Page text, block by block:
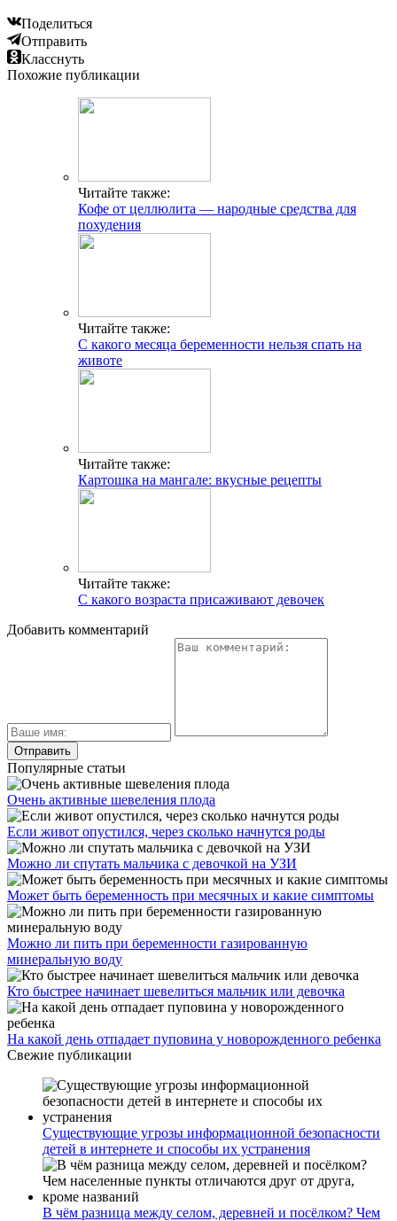
Поделиться
Отправить
Класснуть
Похожие публикации
Читайте также:
Кофе от целлюлита — народные средства для
похудения
Читайте также:
С какого месяца беременности нельзя спать на
животе
Читайте также:
Картошка на мангале: вкусные рецепты
Читайте также:
С какого возраста присаживают девочек
Добавить комментарий
Популярные статьи
Очень активные шевеления плода
Если живот опустился, через сколько начнутся роды
Можно ли спутать мальчика с девочкой на УЗИ
Может быть беременность при месячных и какие симптомы
Можно ли пить при беременности газированную
минеральную воду
Кто быстрее начинает шевелиться мальчик или девочка
На какой день отпадает пуповина у новорожденного ребенка
Свежие публикации
Существующие угрозы информационной безопасности
детей в интернете и способы их устранения
В чём разница между селом, деревней и посёлком? Чем